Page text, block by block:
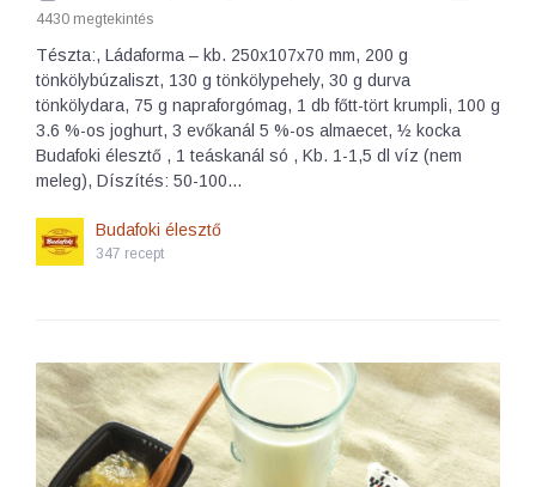
4430 megtekintés
Tészta:, Ládaforma – kb. 250x107x70 mm, 200 g
tönkölybúzaliszt, 130 g tönkölypehely, 30 g durva
tönkölydara, 75 g napraforgómag, 1 db főtt-tört krumpli, 100 g
3.6 %-os joghurt, 3 evőkanál 5 %-os almaecet, ½ kocka
Budafoki élesztő , 1 teáskanál só , Kb. 1-1,5 dl víz (nem
meleg), Díszítés: 50-100…
Budafoki élesztő
347 recept